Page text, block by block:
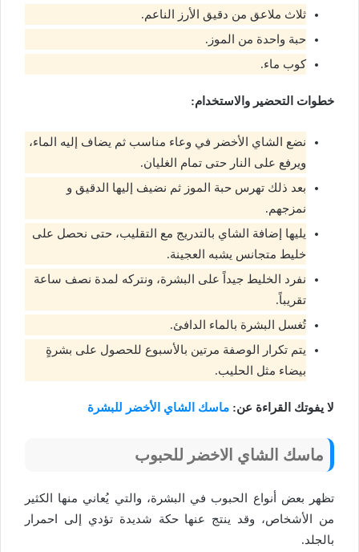
ثلاث ملاعق من دقيق الأرز الناعم.
حبة واحدة من الموز.
كوب ماء.
خطوات التحضير والاستخدام:
نضع الشاي الأخضر في وعاء مناسب ثم يضاف إليه الماء،
ويرفع على النار حتى تمام الغليان.
بعد ذلك تهرس حبة الموز ثم نضيف إليها الدقيق و
نمزجهم.
يليها إضافة الشاي بالتدريج مع التقليب، حتى نحصل على
خليط متجانس يشبه العجينة.
نفرد الخليط جيداً على البشرة، ونتركه لمدة نصف ساعة
تقريباً.
تُغسل البشرة بالماء الدافئ.
يتم تكرار الوصفة مرتين بالأسبوع للحصول على بشرةٍ
بيضاء مثل الحليب.
لا يفوتك القراءة عن: ماسك الشاي الأخضر للبشرة
ماسك الشاي الاخضر للحبوب
تظهر بعض أنواع الحبوب في البشرة، والتي يُعاني منها الكثير
من الأشخاص، وقد ينتج عنها حكة شديدة تؤدي إلى احمرار
بالجلد.